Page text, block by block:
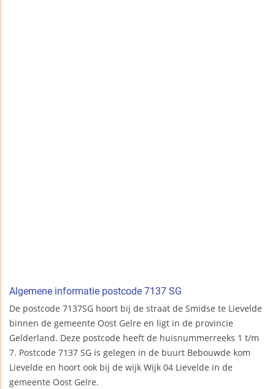
Algemene informatie postcode 7137 SG
De postcode 7137SG hoort bij de straat de Smidse te Lievelde
binnen de gemeente Oost Gelre en ligt in de provincie
Gelderland. Deze postcode heeft de huisnummerreeks 1 t/m
7. Postcode 7137 SG is gelegen in de buurt Bebouwde kom
Lievelde en hoort ook bij de wijk Wijk 04 Lievelde in de
gemeente Oost Gelre.